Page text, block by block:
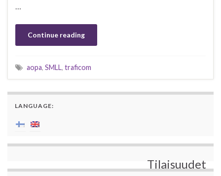
…
Continue reading
aopa, SMLL, traficom
LANGUAGE:
Tilaisuudet